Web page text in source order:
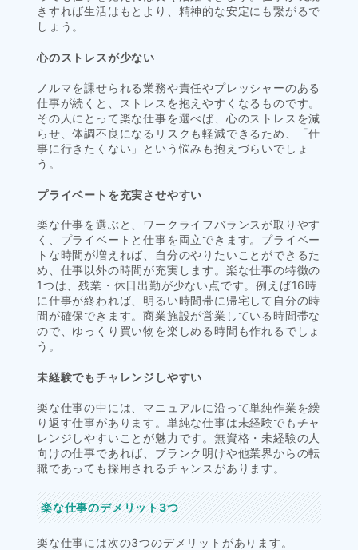
きすれば生活はもとより、精神的な安定にも繋がるで
しょう。
心のストレスが少ない
ノルマを課せられる業務や責任やプレッシャーのある
仕事が続くと、ストレスを抱えやすくなるものです。
その人にとって楽な仕事を選べば、心のストレスを減
らせ、体調不良になるリスクも軽減できるため、「仕
事に行きたくない」という悩みも抱えづらいでしょ
う。
プライベートを充実させやすい
楽な仕事を選ぶと、ワークライフバランスが取りやす
く、プライベートと仕事を両立できます。プライベー
トな時間が増えれば、自分のやりたいことができるた
め、仕事以外の時間が充実します。楽な仕事の特徴の
1つは、残業・休日出勤が少ない点です。例えば16時
に仕事が終われば、明るい時間帯に帰宅して自分の時
間が確保できます。商業施設が営業している時間帯な
ので、ゆっくり買い物を楽しめる時間も作れるでしょ
う。
未経験でもチャレンジしやすい
楽な仕事の中には、マニュアルに沿って単純作業を繰
り返す仕事があります。単純な仕事は未経験でもチャ
レンジしやすいことが魅力です。無資格・未経験の人
向けの仕事であれば、ブランク明けや他業界からの転
職であっても採用されるチャンスがあります。
楽な仕事のデメリット3つ
楽な仕事には次の3つのデメリットがあります。